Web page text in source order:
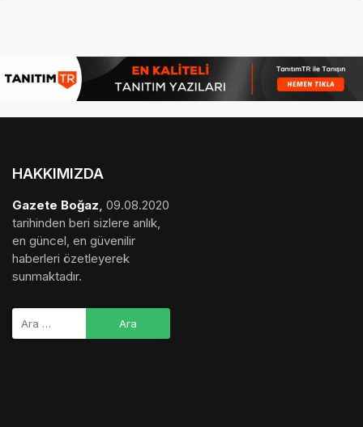
HAKKIMIZDA
Gazete Boğaz, 09.08.2020
tarihinden beri sizlere anlık,
en güncel, en güvenilir
haberleri özetleyerek
sunmaktadır.